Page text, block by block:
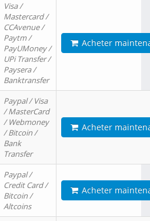
Visa /
Mastercard /
CCAvenue /
Paytm /
PayUMoney /
UPi Transfer /
Paysera /
Banktransfer
Acheter
Paypal / Visa
/ MasterCard
/ Webmoney
/ Bitcoin /
Bank
Transfer
Acheter
Paypal /
Credit Card /
Bitcoin /
Altcoins
Acheter